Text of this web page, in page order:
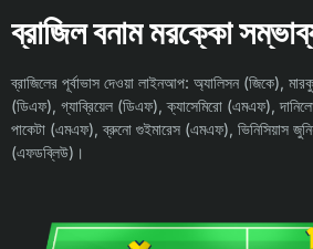
ব্রাজিল বনাম মরক্কো
ব্রাজিলের পূর্বাভাস দেওয়া লাইনআপ: অ্যালিসন (জিকে),
(ডিএফ), গ্যাব্রিয়েল (ডিএফ), ক্যাসেমিরো (এমএফ),
পাকেটা (এমএফ), ব্রুনো গুইমারেস (এমএফ), ভিনিসিয়াস
(এফডব্লিউ)।